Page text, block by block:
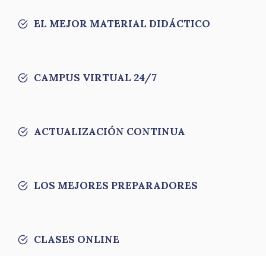
EL MEJOR MATERIAL DIDÁCTICO
CAMPUS VIRTUAL 24/7
ACTUALIZACIÓN CONTINUA
LOS MEJORES PREPARADORES
CLASES ONLINE